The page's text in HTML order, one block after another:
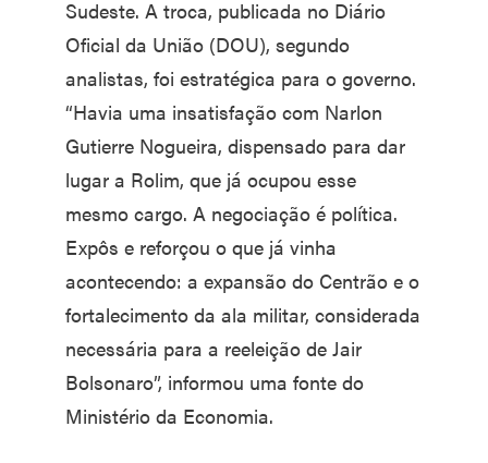
Sudeste. A troca, publicada no Diário
Oficial da União (DOU), segundo
analistas, foi estratégica para o governo.
“Havia uma insatisfação com Narlon
Gutierre Nogueira, dispensado para dar
lugar a Rolim, que já ocupou esse
mesmo cargo. A negociação é política.
Expôs e reforçou o que já vinha
acontecendo: a expansão do Centrão e o
fortalecimento da ala militar, considerada
necessária para a reeleição de Jair
Bolsonaro”, informou uma fonte do
Ministério da Economia.